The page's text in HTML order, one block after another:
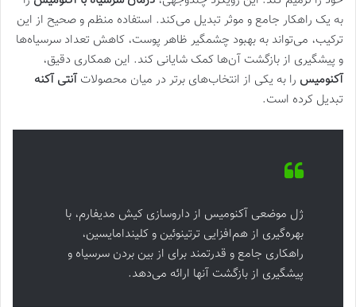
به یک راهکار جامع و موثر تبدیل می‌کند. استفاده منظم و صحیح از این
ترکیب، می‌تواند به بهبود چشمگیر ظاهر پوست، کاهش تعداد سرسیاه‌ها
و پیشگیری از بازگشت آن‌ها کمک شایانی کند. این همکاری دقیق،
آکنومیس را به یکی از انتخاب‌های برتر در میان محصولاتآنتی آکنه
تبدیل کرده است.
ژل موضعی آکنومیس از داروسازی کیش مدیفارم، با
بهره‌گیری از هم‌افزایی ترتینوئین و کلیندامایسین،
راهکاری جامع و قدرتمند برای از بین بردن سرسیاه و
پیشگیری از بازگشت آنها ارائه می‌دهد.